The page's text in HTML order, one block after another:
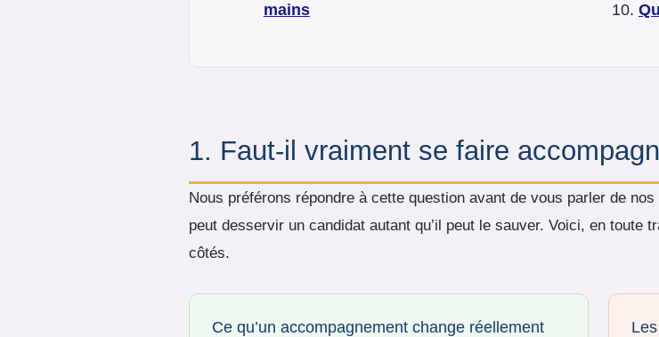
mains
1. Faut-il vraiment se faire
Nous préférons répondre à cette question avant de vous parler de
peut desservir un candidat autant qu’il peut le sauver. Voici, en toute
côtés.
Ce qu’un accompagnement change réellement